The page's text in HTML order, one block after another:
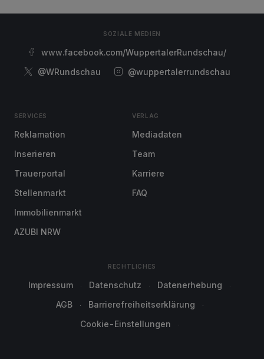
SOZIALE MEDIEN
www.facebook.com/WuppertalerRundschau/
@WRundschau
@wuppertalerrundschau
SERVICES
Reklamation
Inserieren
Trauerportal
Stellenmarkt
Immobilienmarkt
AZUBI NRW
VERLAG
Mediadaten
Team
Karriere
FAQ
RECHTLICHES
Impressum Datenschutz
Datenerhebung
AGB
Barrierefreiheitserklärung
Cookie-Einstellungen